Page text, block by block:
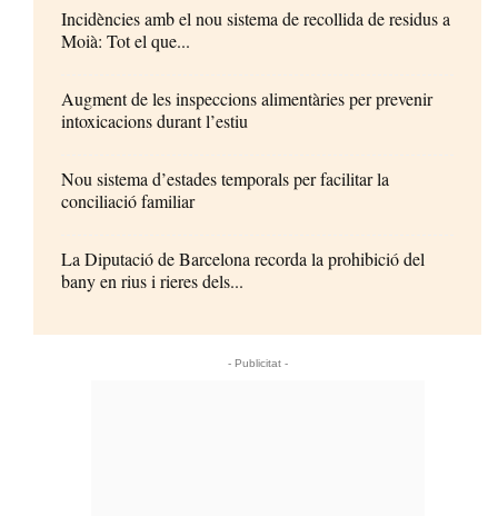
Incidències amb el nou sistema de recollida de residus a
Moià: Tot el que...
Augment de les inspeccions alimentàries per prevenir
intoxicacions durant l’estiu
Nou sistema d’estades temporals per facilitar la
conciliació familiar
La Diputació de Barcelona recorda la prohibició del
bany en rius i rieres dels...
- Publicitat -